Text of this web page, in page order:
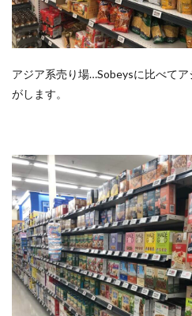
アジア系売り場…Sobeysに比べて
がします。